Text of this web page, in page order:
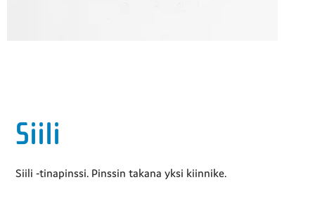
Siili
Siili -tinapinssi. Pinssin takana yksi kiinnike.